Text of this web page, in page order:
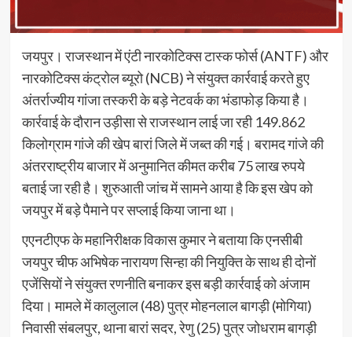
जयपुर। राजस्थान में एंटी नारकोटिक्स टास्क फोर्स (ANTF) और
नारकोटिक्स कंट्रोल ब्यूरो (NCB) ने संयुक्त कार्रवाई करते हुए
अंतर्राज्यीय गांजा तस्करी के बड़े नेटवर्क का भंडाफोड़ किया है।
कार्रवाई के दौरान उड़ीसा से राजस्थान लाई जा रही 149.862
किलोग्राम गांजे की खेप बारां जिले में जब्त की गई। बरामद गांजे की
अंतरराष्ट्रीय बाजार में अनुमानित कीमत करीब 75 लाख रुपये
बताई जा रही है। शुरुआती जांच में सामने आया है कि इस खेप को
जयपुर में बड़े पैमाने पर सप्लाई किया जाना था।
एएनटीएफ के महानिरीक्षक विकास कुमार ने बताया कि एनसीबी
जयपुर चीफ अभिषेक नारायण सिन्हा की नियुक्ति के साथ ही दोनों
एजेंसियों ने संयुक्त रणनीति बनाकर इस बड़ी कार्रवाई को अंजाम
दिया। मामले में कालुलाल (48) पुत्र मोहनलाल बागड़ी (मोगिया)
निवासी संबलपुर, थाना बारां सदर, रेणु (25) पुत्र जोधराम बागड़ी